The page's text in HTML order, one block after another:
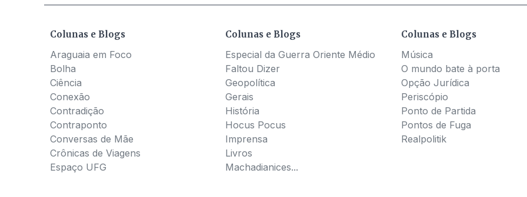
Colunas e Blogs
Araguaia em Foco
Bolha
Ciência
Conexão
Contradição
Contraponto
Conversas de Mãe
Crônicas de Viagens
Espaço UFG
Colunas e Blogs
Especial da Guerra Oriente Médio
Faltou Dizer
Geopolítica
Gerais
História
Hocus Pocus
Imprensa
Livros
Machadianices...
Colunas e Blogs
Música
O mundo bate à porta
Opção Jurídica
Periscópio
Ponto de Partida
Pontos de Fuga
Realpolitik